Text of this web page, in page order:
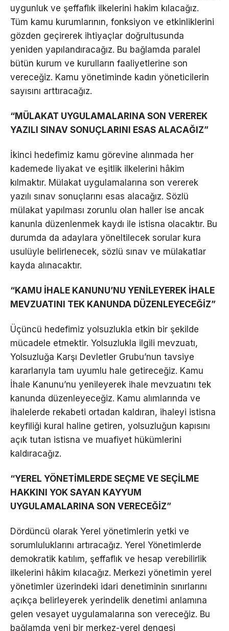
uygunluk ve şeffaflık ilkelerini hakim kılacağız.
Tüm kamu kurumlarının, fonksiyon ve etkinliklerini
gözden geçirerek ihtiyaçlar doğrultusunda
yeniden yapılandıracağız. Bu bağlamda paralel
bütün kurum ve kurulların faaliyetlerine son
vereceğiz. Kamu yönetiminde kadın yöneticilerin
sayısını arttıracağız.
“MÜLAKAT UYGULAMALARINA SON VEREREK
YAZILI SINAV SONUÇLARINI ESAS ALACAĞIZ”
İkinci hedefimiz kamu görevine alınmada her
kademede liyakat ve eşitlik ilkelerini hâkim
kılmaktır. Mülakat uygulamalarına son vererek
yazılı sınav sonuçlarını esas alacağız. Sözlü
mülakat yapılması zorunlu olan haller ise ancak
kanunla düzenlenmek kaydı ile istisna olacaktır. Bu
durumda da adaylara yöneltilecek sorular kura
usulüyle belirlenecek, sözlü sınav ve mülakatlar
kayda alınacaktır.
“KAMU İHALE KANUNU’NU YENİLEYEREK İHALE
MEVZUATINI TEK KANUNDA DÜZENLEYECEĞİZ”
Üçüncü hedefimiz yolsuzlukla etkin bir şekilde
mücadele etmektir. Yolsuzlukla ilgili mevzuatı,
Yolsuzluğa Karşı Devletler Grubu’nun tavsiye
kararlarıyla tam uyumlu hale getireceğiz. Kamu
İhale Kanunu’nu yenileyerek ihale mevzuatını tek
kanunda düzenleyeceğiz. Kamu alımlarında ve
ihalelerde rekabeti ortadan kaldıran, ihaleyi istisna
keyfiliği kural haline getiren, yolsuzluğun kapısını
açık tutan istisna ve muafiyet hükümlerini
kaldıracağız.
“YEREL YÖNETİMLERDE SEÇME VE SEÇİLME
HAKKINI YOK SAYAN KAYYUM
UYGULAMALARINA SON VERECEĞİZ”
Dördüncü olarak Yerel yönetimlerin yetki ve
sorumluluklarını artıracağız. Yerel Yönetimlerde
demokratik katılım, şeffaflık ve hesap verebilirlik
ilkelerini hâkim kılacağız. Merkezi yönetimin yerel
yönetimler üzerindeki idari denetiminin sınırlarını
açıkça belirleyerek yerindelik denetimi anlamına
gelen vesayet uygulamalarına son vereceğiz. Bu
bağlamda yeni bir merkez-yerel dengesi